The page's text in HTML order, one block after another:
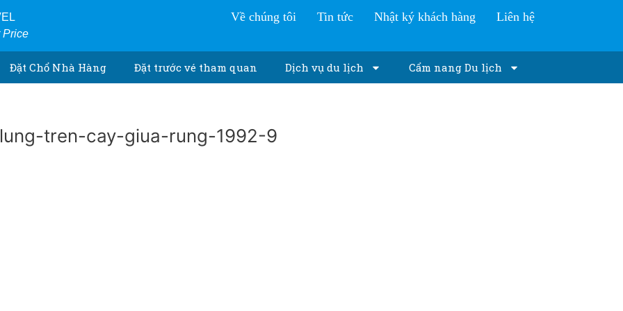
Price
Về chúng tôi Tin tức Nhật ký khách hàng Liên hệ
Đặt Chổ Nhà Hàng Đặt trước vé tham quan Dịch vụ du lịch Cẩm nang Du lịch
tren-cay-giua-rung-1992-9